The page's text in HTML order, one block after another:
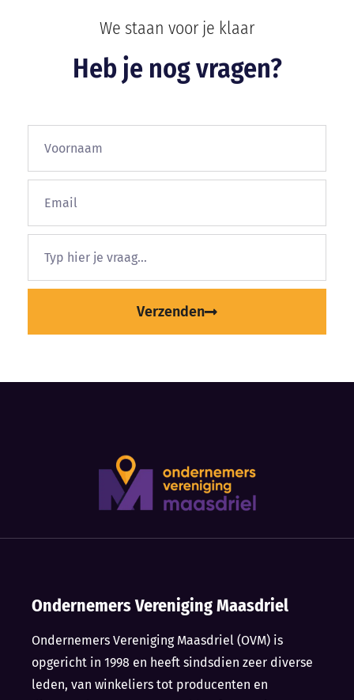
We staan voor je klaar
Heb je nog vragen?
Verzenden
Ondernemers Vereniging Maasdriel
Ondernemers Vereniging Maasdriel (OVM) is
opgericht in 1998 en heeft sindsdien zeer diverse
leden, van winkeliers tot producenten en